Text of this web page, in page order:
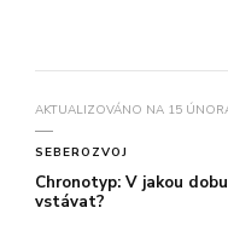
AKTUALIZOVÁNO NA 15
SEBEROZVOJ
Chronotyp: V jakou
vstávat?